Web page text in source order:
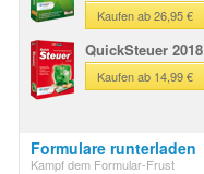
Kaufen ab 26,95 €
QuickSteuer 2018
Kaufen ab 14,99 €
Formulare runterladen
Kampf dem Formular-Frust